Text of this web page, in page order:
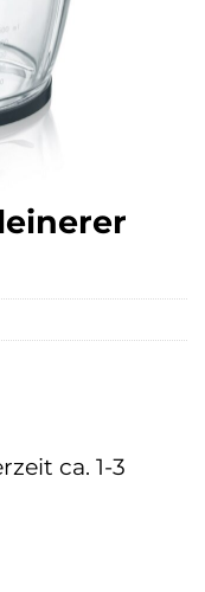
ca. 1-3